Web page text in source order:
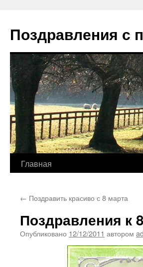
содержимому
Поздравления с
Главная
← Поздравить красиво с 8 марта
Поздравления к
Опубликовано 12/12/2011 автором